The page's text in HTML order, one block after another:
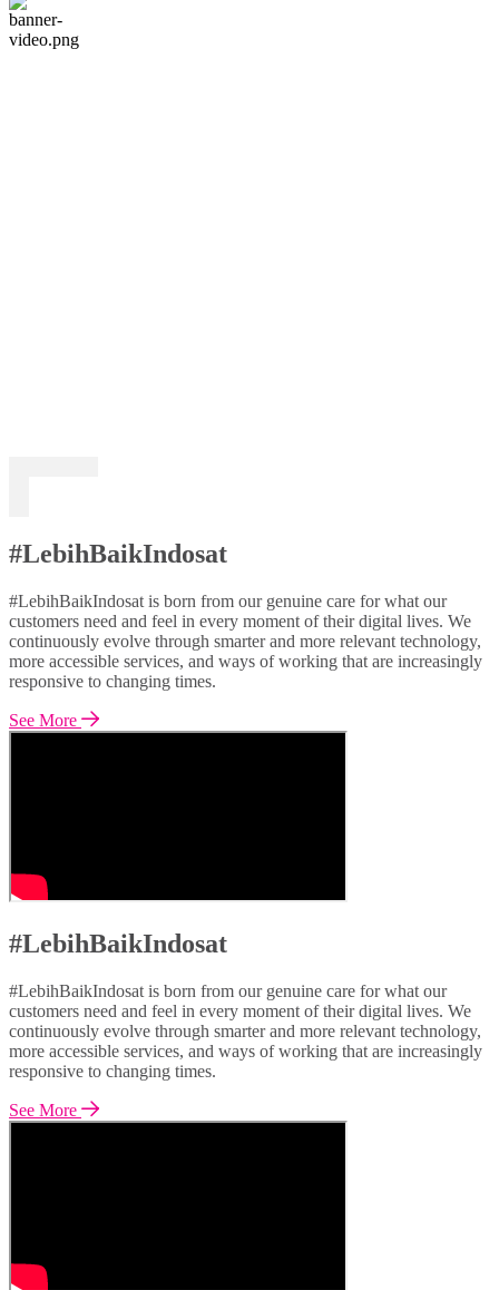
#LebihBaikIndosat
#LebihBaikIndosat is born from our genuine care for what our
customers need and feel in every moment of their digital lives. We
continuously evolve through smarter and more relevant technology,
more accessible services, and ways of working that are increasingly
responsive to changing times.
See More
#LebihBaikIndosat
#LebihBaikIndosat is born from our genuine care for what our
customers need and feel in every moment of their digital lives. We
continuously evolve through smarter and more relevant technology,
more accessible services, and ways of working that are increasingly
responsive to changing times.
See More